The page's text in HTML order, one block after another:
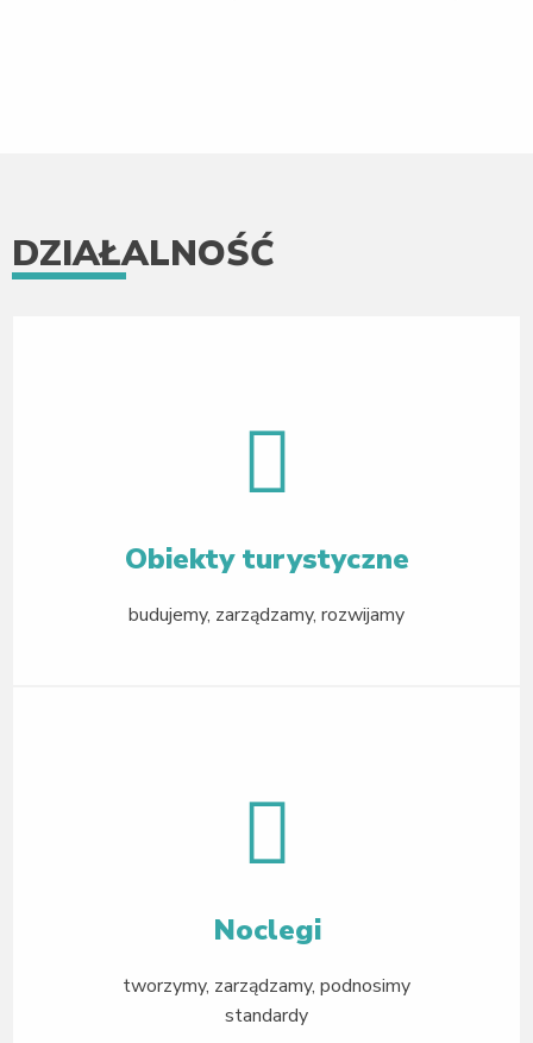
DZIAŁALNOŚĆ
Obiekty turystyczne
budujemy, zarządzamy, rozwijamy
Noclegi
tworzymy, zarządzamy, podnosimy
standardy